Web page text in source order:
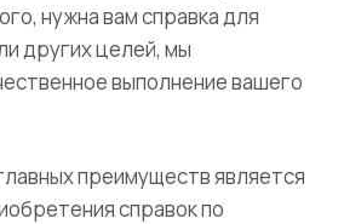
нужна вам справка для
других целей, мы
выполнение вашего
преимуществ является
справок по